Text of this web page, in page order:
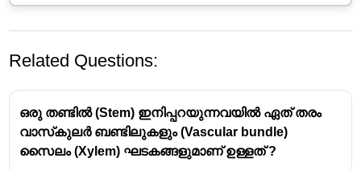
Related Questions:
ഒരു തണ്ടിൽ (Stem) ഇനിപ്പറയുന്നവയിൽ ഏത് തരം
വാസ്‌കുലർ ബണ്ടിലുകളും (Vascular bundle)
സൈലം (Xylem) ഘടകങ്ങളുമാണ് ഉള്ളത് ?